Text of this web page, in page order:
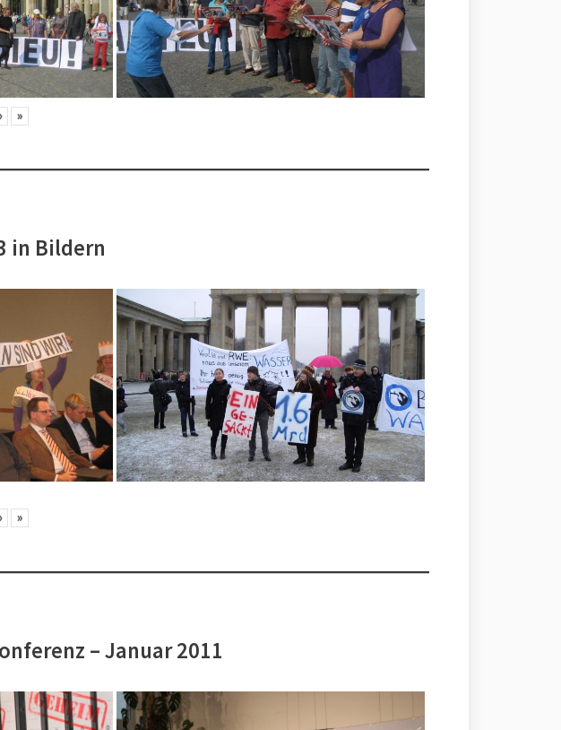
› »
in Bildern
› »
– Januar 2011